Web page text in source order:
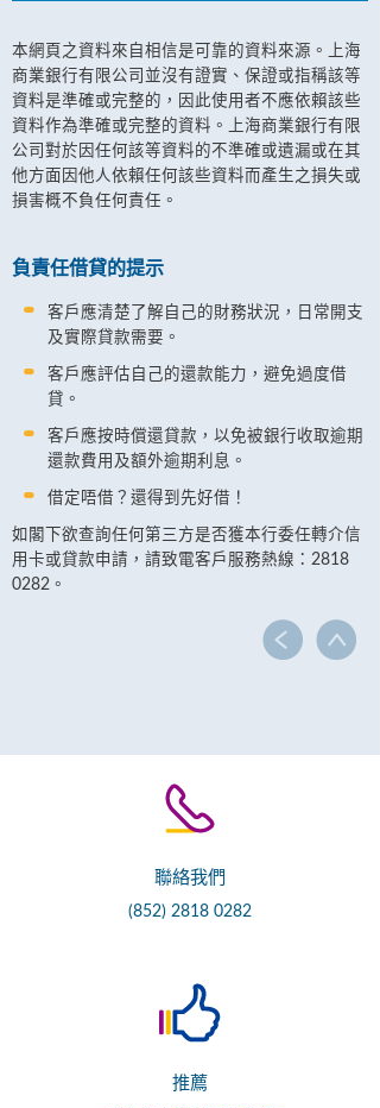
本網頁之資料來自相信是可靠的資料來源。上海
商業銀行有限公司並沒有證實、保證或指稱該等
資料是準確或完整的，因此使用者不應依賴該些
資料作為準確或完整的資料。上海商業銀行有限
公司對於因任何該等資料的不準確或遺漏或在其
他方面因他人依賴任何該些資料而產生之損失或
損害概不負任何責任。
負責任借貸的提示
客戶應清楚了解自己的財務狀況，日常開支
及實際貸款需要。
客戶應評估自己的還款能力，避免過度借
貸。
客戶應按時償還貸款，以免被銀行收取逾期
還款費用及額外逾期利息。
借定唔借？還得到先好借！
如閣下欲查詢任何第三方是否獲本行委任轉介信
用卡或貸款申請，請致電客戶服務熱線：2818
0282。
聯絡我們
(852) 2818 0282
推薦